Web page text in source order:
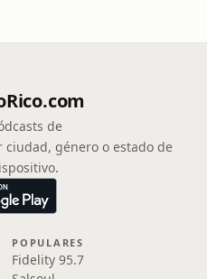
de
ciudad, género o estado de
POPULARES
Fidelity 95.7